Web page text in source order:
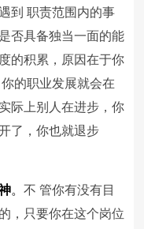
到 职责范围内的事
否具备独当一面的能
的积累，原因在于你
的职业发展就会在
际上别人在进步，你
了，你也就退步
。不 管你有没有目
，只要你在这个岗位